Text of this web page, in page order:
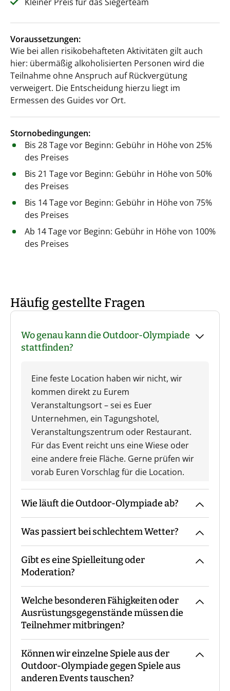
Voraussetzungen:
Wie bei allen risikobehafteten Aktivitäten gilt auch
hier: übermäßig alkoholisierten Personen wird die
Teilnahme ohne Anspruch auf Rückvergütung
verweigert. Die Entscheidung hierzu liegt im
Ermessen des Guides vor Ort.
Stornobedingungen:
Bis 28 Tage vor Beginn: Gebühr in Höhe von 25%
des Preises
Bis 21 Tage vor Beginn: Gebühr in Höhe von 50%
des Preises
Bis 14 Tage vor Beginn: Gebühr in Höhe von 75%
des Preises
Ab 14 Tage vor Beginn: Gebühr in Höhe von 100%
des Preises
Häufig gestellte Fragen
Wo genau kann die Outdoor-Olympiade
stattfinden?
Eine feste Location haben wir nicht, wir
kommen direkt zu Eurem
Veranstaltungsort – sei es Euer
Unternehmen, ein Tagungshotel,
Veranstaltungszentrum oder Restaurant.
Für das Event reicht uns eine Wiese oder
eine andere freie Fläche. Gerne prüfen wir
vorab Euren Vorschlag für die Location.
Wie läuft die Outdoor-Olympiade ab?
Der Guide kommt mit den Materialien zum
vereinbarten Treffpunkt, macht die
Begrüßung sowie ggf. die
Gruppeneinteilung. Danach erfolgt eine
Einweisung in Materialien und Ablauf,
bevor es losgeht. Während des Events
begleitet Euch der Guide die ganze Zeit
bzw. steht für Fragen zur Verfügung. Am
Ende macht der Guide eine Auswertung
und eine Siegerehrung.
Was passiert bei schlechtem Wetter?
Das Event findet grundsätzlich bei jedem
Wetter statt. Eine Ausnahme bildet eine
amtliche Unwetterwarnung.
Gibt es eine Spielleitung oder
Moderation?
Bei unserer Outdoor-Olympiade sind - je
nach Teilnehmerzahl - immer ein oder
mehrere Guides mit Euch vor Ort.
Welche besonderen Fähigkeiten oder
Ausrüstungsgegenstände müssen die
Teilnehmer mitbringen?
Es sind keine speziellen Vorkenntnisse
oder Ausrüstungsgegenstände
erforderlich. Die Spiele sind so konzipiert,
Können wir einzelne Spiele aus der
Outdoor-Olympiade gegen Spiele aus
anderen Events tauschen?